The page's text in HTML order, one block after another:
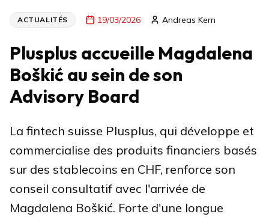
ACTUALITÉS 19/03/2026 Andreas Kern
Plusplus accueille Magdalena
Boškić au sein de son
Advisory Board
La fintech suisse Plusplus, qui développe et
commercialise des produits financiers basés
sur des stablecoins en CHF, renforce son
conseil consultatif avec l'arrivée de
Magdalena Boškić. Forte d'une longue